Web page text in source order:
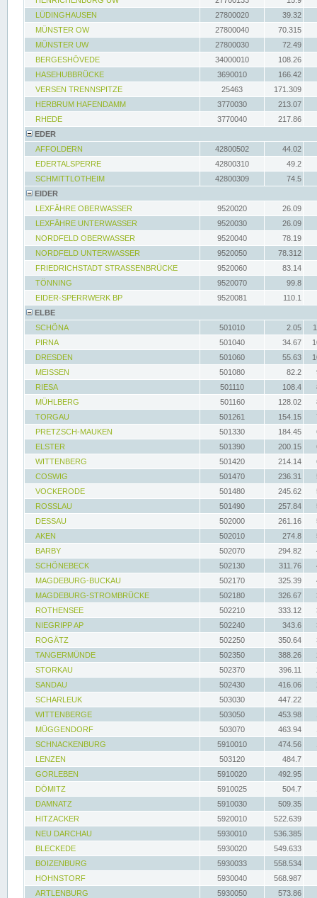
LÜDINGHAUSEN
27800020
39.32
MÜNSTER OW
27800040
70.315
MÜNSTER UW
27800030
72.49
BERGESHÖVEDE
34000010
108.26
HASEHUBBRÜCKE
3690010
166.42
VERSEN TRENNSPITZE
25463
171.309
HERBRUM HAFENDAMM
3770030
213.07
RHEDE
3770040
217.86
EDER
AFFOLDERN
42800502
44.02
EDERTALSPERRE
42800310
49.2
SCHMITTLOTHEIM
42800309
74.5
EIDER
LEXFÄHRE OBERWASSER
9520020
26.09
LEXFÄHRE UNTERWASSER
9520030
26.09
NORDFELD OBERWASSER
9520040
78.19
NORDFELD UNTERWASSER
9520050
78.312
FRIEDRICHSTADT STRASSENBRÜCKE
9520060
83.14
TÖNNING
9520070
99.8
EIDER-SPERRWERK BP
9520081
110.1
ELBE
SCHÖNA
501010 2.05
PIRNA
501040 34.67
DRESDEN
501060 55.63
MEISSEN
501080 82.2
RIESA
501110 108.4
MÜHLBERG
501160 128.02
TORGAU
501261 154.15
PRETZSCH-MAUKEN
501330 184.45
ELSTER
501390 200.15
WITTENBERG
501420 214.14
COSWIG
501470 236.31
VOCKERODE
501480 245.62
ROSSLAU
501490 257.84
DESSAU
502000 261.16
AKEN
502010 274.8
BARBY
502070 294.82
SCHÖNEBECK
502130 311.76
MAGDEBURG-BUCKAU
502170 325.39
MAGDEBURG-STROMBRÜCKE
502180 326.67
ROTHENSEE
502210 333.12
NIEGRIPP AP
502240 343.6
ROGÄTZ
502250 350.64
TANGERMÜNDE
502350 388.26
STORKAU
502370 396.11
SANDAU
502430 416.06
SCHARLEUK
503030 447.22
WITTENBERGE
503050 453.98
MÜGGENDORF
503070 463.94
SCHNACKENBURG
5910010 474.56
LENZEN
503120
484.7
GORLEBEN
5910020
492.95
DÖMITZ
5910025 504.7
DAMNATZ
5910030
509.35
HITZACKER
5920010
522.639
NEU DARCHAU
5930010
536.385
BLECKEDE
5930020
549.633
BOIZENBURG
5930033
558.534
HOHNSTORF
5930040
568.987
ARTLENBURG
5930050
573.86